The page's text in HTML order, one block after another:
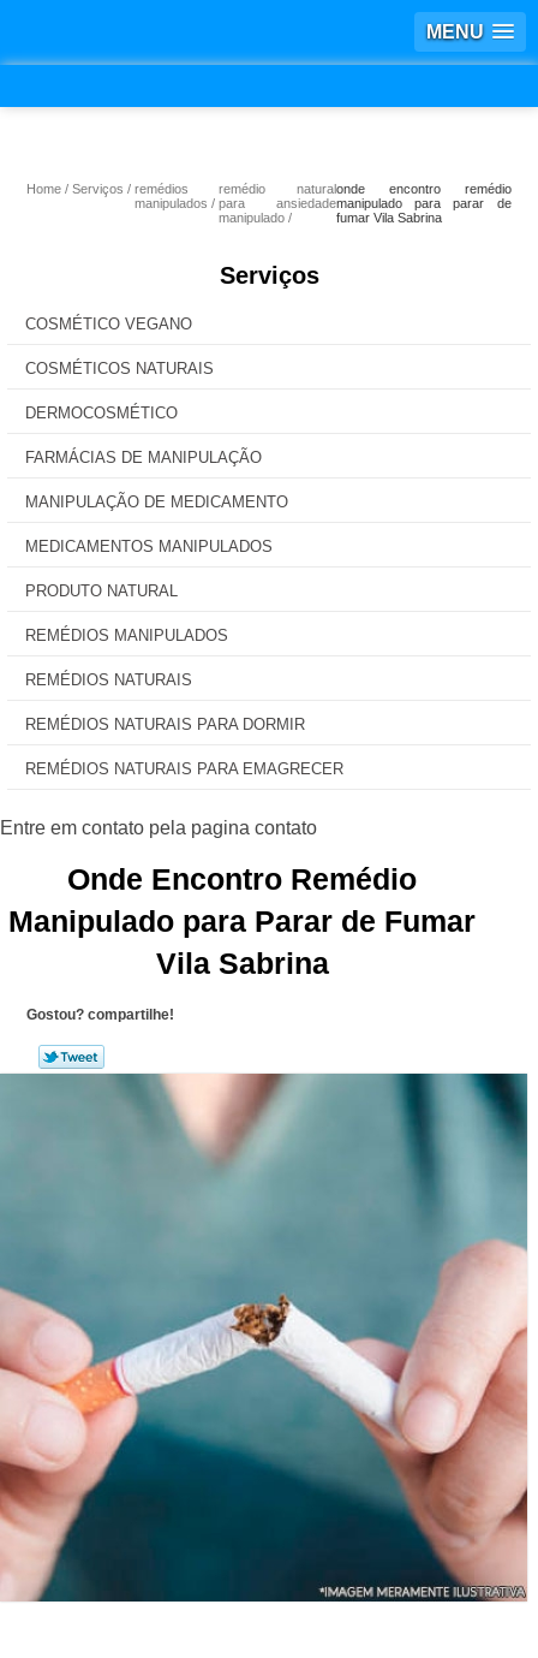
MENU
Home Serviços
remédios
manipulados
remédio natural
para ansiedade
manipulado
onde encontro remédio
manipulado para parar de
fumar Vila Sabrina
Serviços
COSMÉTICO VEGANO
COSMÉTICOS NATURAIS
DERMOCOSMÉTICO
FARMÁCIAS DE MANIPULAÇÃO
MANIPULAÇÃO DE MEDICAMENTO
MEDICAMENTOS MANIPULADOS
PRODUTO NATURAL
REMÉDIOS MANIPULADOS
REMÉDIOS NATURAIS
REMÉDIOS NATURAIS PARA DORMIR
REMÉDIOS NATURAIS PARA EMAGRECER
Onde Encontro Remédio
Manipulado para Parar de Fumar
Vila Sabrina
Gostou? compartilhe!